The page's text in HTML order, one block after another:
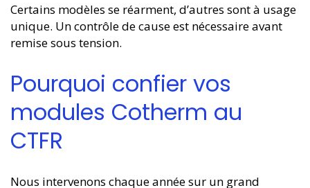
Certains modèles se réarment, d’autres sont à usage
unique. Un contrôle de cause est nécessaire avant
remise sous tension.
Pourquoi confier vos
modules Cotherm au
CTFR
Nous intervenons chaque année sur un grand